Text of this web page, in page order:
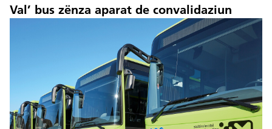
Val’ bus zënza aparat de convalidaziun